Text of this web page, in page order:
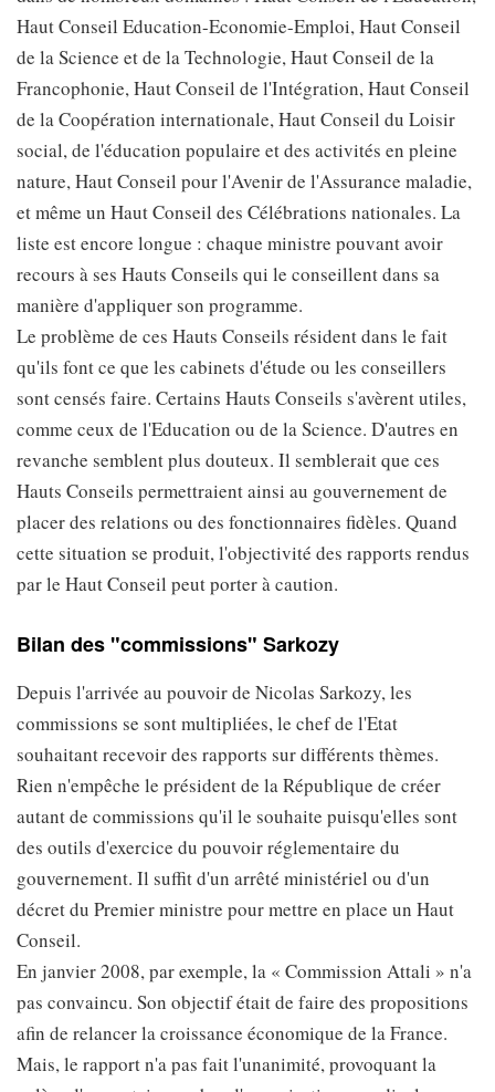
Haut Conseil Education-Economie-Emploi, Haut Conseil
de la Science et de la Technologie, Haut Conseil de la
Francophonie, Haut Conseil de l'Intégration, Haut Conseil
de la Coopération internationale, Haut Conseil du Loisir
social, de l'éducation populaire et des activités en pleine
nature, Haut Conseil pour l'Avenir de l'Assurance maladie,
et même un Haut Conseil des Célébrations nationales. La
liste est encore longue : chaque ministre pouvant avoir
recours à ses Hauts Conseils qui le conseillent dans sa
manière d'appliquer son programme.
Le problème de ces Hauts Conseils résident dans le fait
qu'ils font ce que les cabinets d'étude ou les conseillers
sont censés faire. Certains Hauts Conseils s'avèrent utiles,
comme ceux de l'Education ou de la Science. D'autres en
revanche semblent plus douteux. Il semblerait que ces
Hauts Conseils permettraient ainsi au gouvernement de
placer des relations ou des fonctionnaires fidèles. Quand
cette situation se produit, l'objectivité des rapports rendus
par le Haut Conseil peut porter à caution.
Bilan des "commissions" Sarkozy
Depuis l'arrivée au pouvoir de Nicolas Sarkozy, les
commissions se sont multipliées, le chef de l'Etat
souhaitant recevoir des rapports sur différents thèmes.
Rien n'empêche le président de la République de créer
autant de commissions qu'il le souhaite puisqu'elles sont
des outils d'exercice du pouvoir réglementaire du
gouvernement. Il suffit d'un arrêté ministériel ou d'un
décret du Premier ministre pour mettre en place un Haut
Conseil.
En janvier 2008, par exemple, la « Commission Attali » n'a
pas convaincu. Son objectif était de faire des propositions
afin de relancer la croissance économique de la France.
Mais, le rapport n'a pas fait l'unanimité, provoquant la